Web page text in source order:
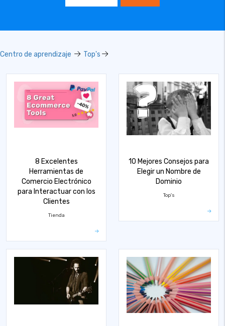
Centro de aprendizaje Top's
8 Excelentes
Herramientas de
Comercio Electrónico
para Interactuar con los
Clientes
Tienda
10 Mejores Consejos para
Elegir un Nombre de
Dominio
Top's